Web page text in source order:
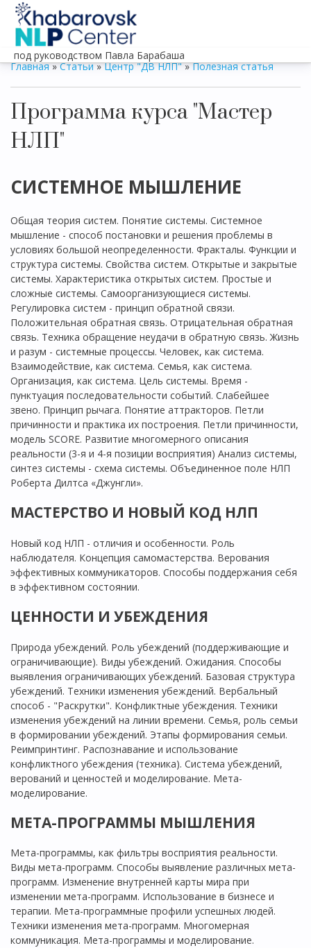
под руководством Павла Барабаша
Главная » Статьи » Центр "ДВ НЛП" » Полезная статья
Программа курса "Мастер
НЛП"
СИСТЕМНОЕ МЫШЛЕНИЕ
Общая теория систем. Понятие системы. Системное
мышление - способ постановки и решения проблемы в
условиях большой неопределенности. Фракталы. Функции и
структура системы. Свойства систем. Открытые и закрытые
системы. Характеристика открытых систем. Простые и
сложные системы. Самоорганизующиеся системы.
Регулировка систем - принцип обратной связи.
Положительная обратная связь. Отрицательная обратная
связь. Техника обращение неудачи в обратную связь. Жизнь
и разум - системные процессы. Человек, как система.
Взаимодействие, как система. Семья, как система.
Организация, как система. Цель системы. Время -
пунктуация последовательности событий. Слабейшее
звено. Принцип рычага. Понятие аттракторов. Петли
причинности и практика их построения. Петли причинности,
модель SCORE. Развитие многомерного описания
реальности (3-я и 4-я позиции восприятия) Анализ системы,
синтез системы - схема системы. Объединенное поле НЛП
Роберта Дилтса «Джунгли».
МАСТЕРСТВО И НОВЫЙ КОД НЛП
Новый код НЛП - отличия и особенности. Роль
наблюдателя. Концепция самомастерства. Верования
эффективных коммуникаторов. Способы поддержания себя
в эффективном состоянии.
ЦЕННОСТИ И УБЕЖДЕНИЯ
Природа убеждений. Роль убеждений (поддерживающие и
ограничивающие). Виды убеждений. Ожидания. Способы
выявления ограничивающих убеждений. Базовая структура
убеждений. Техники изменения убеждений. Вербальный
способ - "Раскрутки". Конфликтные убеждения. Техники
изменения убеждений на линии времени. Семья, роль семьи
в формировании убеждений. Этапы формирования семьи.
Реимпринтинг. Распознавание и использование
конфликтного убеждения (техника). Система убеждений,
верований и ценностей и моделирование. Мета-
моделирование.
МЕТА-ПРОГРАММЫ МЫШЛЕНИЯ
Мета-программы, как фильтры восприятия реальности.
Виды мета-программ. Способы выявление различных мета-
программ. Изменение внутренней карты мира при
изменении мета-программ. Использование в бизнесе и
терапии. Мета-программные профили успешных людей.
Техники изменения мета-программ. Многомерная
коммуникация. Мета-программы и моделирование.